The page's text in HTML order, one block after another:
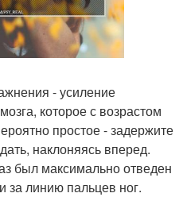
- усиление
которое с возрастом
простое - задержите
наклоняясь вперед.
был максимально отведен
за линию пальцев ног.